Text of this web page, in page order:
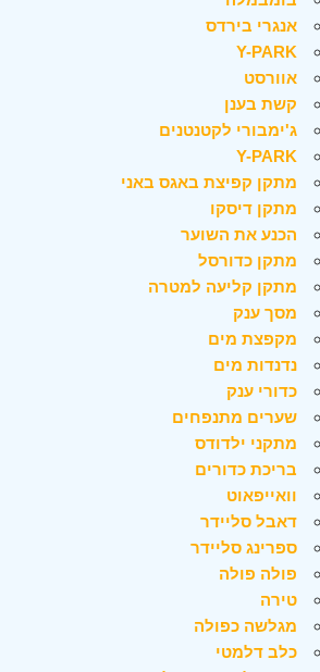
אנגרי בירדס
Y-PARK
אוורסט
קשת בענן
ג'ימבורי לקטנטנים
Y-PARK
מתקן קפיצת באגס באני
מתקן דיסקו
הכנע את השוער
מתקן כדורסל
מתקן קליעה למטרה
מסך ענק
מקפצת מים
נדנדות מים
כדורי ענק
שערים מתנפחים
מתקני ילדודס
בריכת כדורים
וואייפאוט
דאבל סליידר
ספרינג סליידר
פולה פולה
טירה
מגלשה כפולה
כלב דלמטי